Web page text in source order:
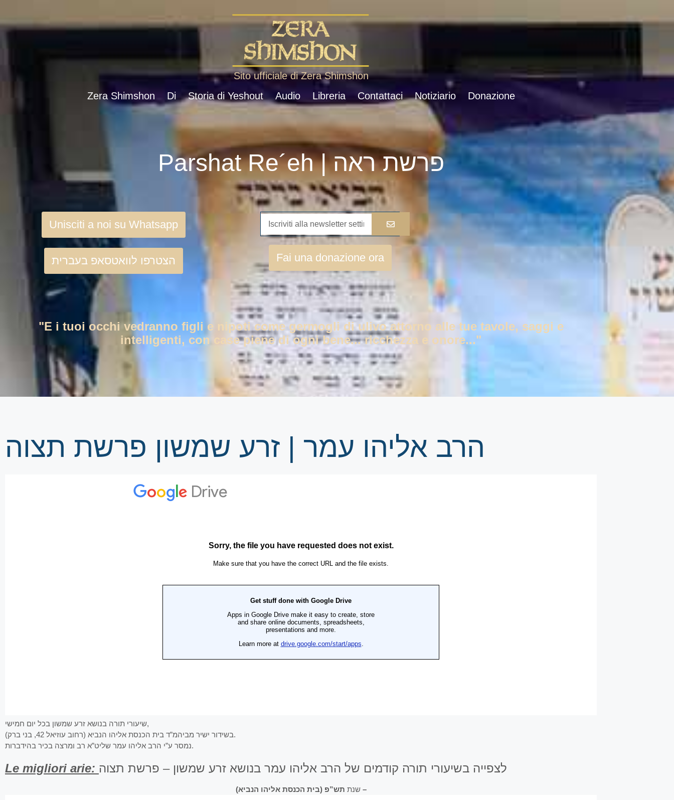
Sito ufficiale di Zera Shimshon
Zera Shimshon
Di Storia di Yeshout Audio Libreria Contattaci Notiziario Donazione
Parshat Re´eh | פרשת ראה
Unisciti a noi su Whatsapp
הצטרפו לוואטסאפ בעברית Fai una donazione ora
"E i tuoi occhi vedranno figli e nipoti come germogli di ulivo attorno alle tue tavole, saggi e
intelligenti, con case piene di ogni bene... ricchezza e onore..."
הרב אליהו עמר | זרע שמשון פרשת תצוה
שיעורי תורה בנושא זרע שמשון בכל יום חמישי,
בשידור ישיר מביהמ”ד בית הכנסת אליהו הנביא (רחוב עוזיאל 42, בני ברק).
נמסר ע”י הרב אליהו עמר שליט”א רב ומרצה בכיר בהידברות.
Le migliori arie: לצפייה בשיעורי תורה קודמים של הרב אליהו עמר בנושא זרע שמשון – פרשת תצוה
שנתתש”פ (בית הכנסת אליהו הנביא) –